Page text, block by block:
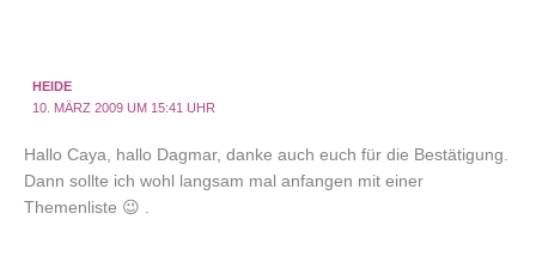
HEIDE
10. MÄRZ 2009 UM 15:41 UHR
Hallo Caya, hallo Dagmar, danke auch euch für die Bestätigung.
Dann sollte ich wohl langsam mal anfangen mit einer
Themenliste 😉 .